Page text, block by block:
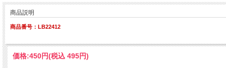
商品説明
商品番号：LB22412
価格:450円(税込 495円)